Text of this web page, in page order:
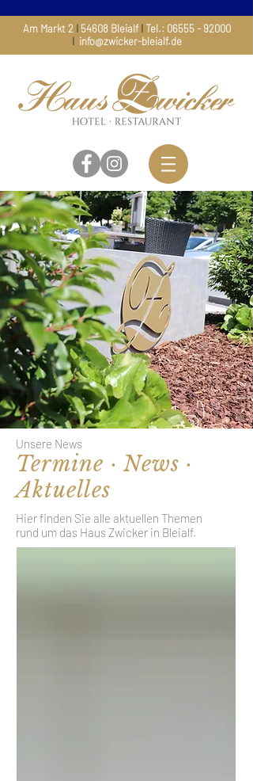
Am Markt 2 I54608 BleialfI Tel.: 06555 - 92000
I info@zwicker-bleialf.de
Unsere News
Termine · News ·
Aktuelles
Hier finden Sie alle aktuellen Themen
rund um das Haus Zwicker in Bleialf.